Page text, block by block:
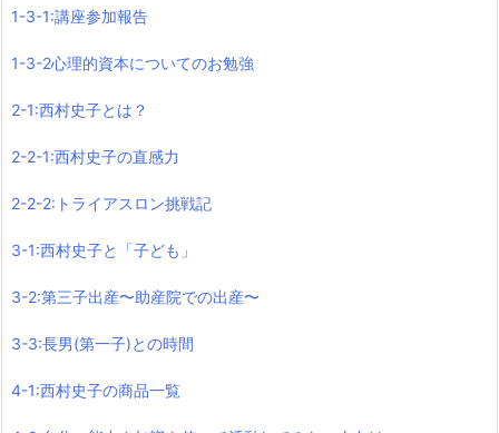
1-3-1:講座参加報告
1-3-2心理的資本についてのお勉強
2-1:西村史子とは？
2-2-1:西村史子の直感力
2-2-2:トライアスロン挑戦記
3-1:西村史子と「子ども」
3-2:第三子出産〜助産院での出産〜
3-3:長男(第一子)との時間
4-1:西村史子の商品一覧